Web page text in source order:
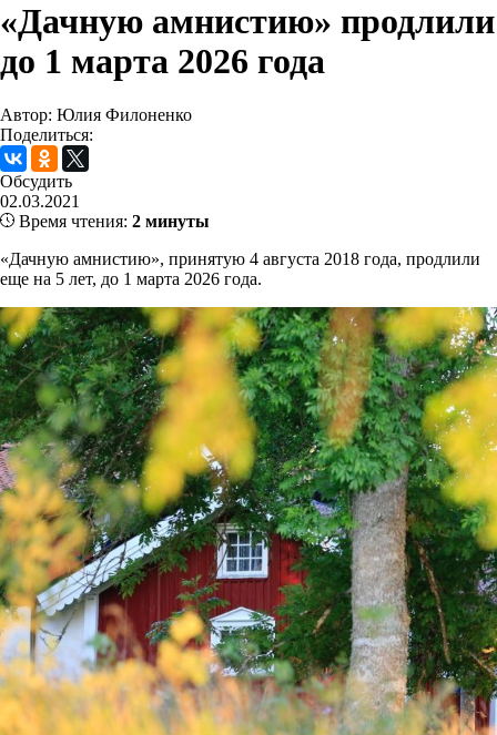
«Дачную амнистию» продлили
до 1 марта 2026 года
Автор: Юлия Филоненко
Поделиться:
Обсудить
02.03.2021
Время чтения: 2 минуты
«Дачную амнистию», принятую 4 августа 2018 года, продлили
еще на 5 лет, до 1 марта 2026 года.